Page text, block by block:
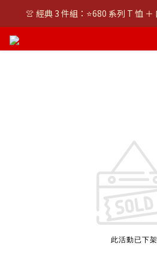
👚 經典 3 件組：⭐680 系列 T 恤
👚 經典 3 件組：⭐680 系列 T 恤
此活動已下架